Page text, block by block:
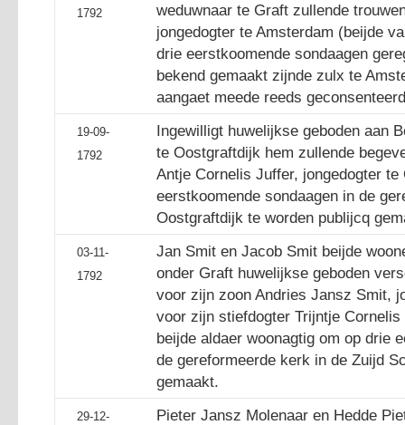
1792
weduwnaar te Graft zullende
jongedogter te Amsterdam (beijde
drie eerstkoomende sondaagen
bekend gemaakt zijnde zulx te
aangaet meede reeds
19-09-
1792
Ingewilligt huwelijkse geboden aan
te Oostgraftdijk hem zullende
Antje Cornelis Juffer, jongedogter
eerstkoomende sondaagen in de
Oostgraftdijk te worden publijcq
03-11-
1792
Jan Smit en Jacob Smit beijde
onder Graft huwelijkse geboden
voor zijn zoon Andries Jansz Smit,
voor zijn stiefdogter Trijntje
beijde aldaer woonagtig om op drie
de gereformeerde kerk in de Zuijd
gemaakt.
29-12-
Pieter Jansz Molenaar en Hedde